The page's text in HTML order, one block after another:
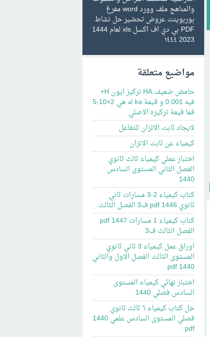
والمناهج ملف وورد word مفرغ
بوربوينت عروض تحضير حل نشاط
PDF بي دي اف اكسل xls لعام 1444
2023 ١٤٤٤
مواضيع متعلقة
حامض ضعيف HA تركيز ايون H+
فيه 0.001 و قيمة ka له هي 2×10-5
فما قيمة تركيزه الاصلي
لايجاد ثابت الاتزان للتفاعل
كيمياء عن ثابت الاتزان
اختبار عملي كيمياء ثالث ثانوي
الفصل الثاني المستوى السادس
1440
كتاب كيمياء 2-3 مسارات ثاني
ثانوي pdf 1446 ف3 الفصل الثالث
كتاب كيمياء 1 مسارات pdf 1447
الفصل الثالث ف3
اوراق عمل كيمياء 3 ثاني ثانوي
المستوى الثالث الفصل الاول والثاني
1440 pdf
اختبار نهائي كيمياء المستوى
السادس فصلي 1440
حل كتاب كيمياء ٦ ثالث ثانوي
فصلي المستوى السادس علمي 1440
pdf